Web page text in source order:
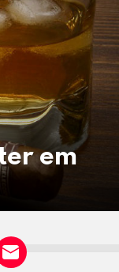
em